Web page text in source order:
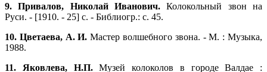
9. Привалов, Николай Иванович. Колокольный звон на
Руси. - [1910. - 25] с. - Библиогр.: с. 45.
10. Цветаева, А. И. Мастер волшебного звона. - М. : Музыка,
1988.
11. Яковлева, Н.П.Музей колоколов в городе Валдае :